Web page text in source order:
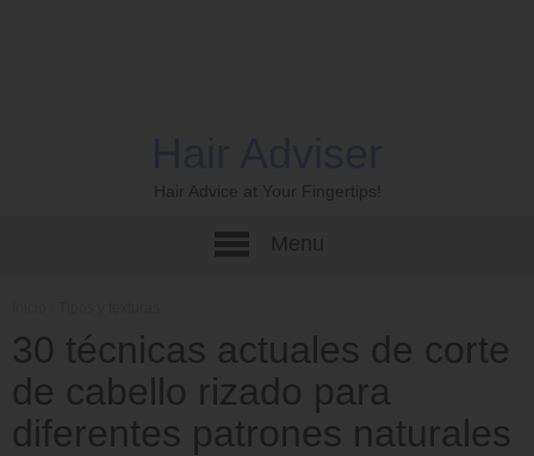
Hair Advice at Your Fingertips!
30 técnicas actuales de corte
de cabello rizado para
diferentes patrones naturales